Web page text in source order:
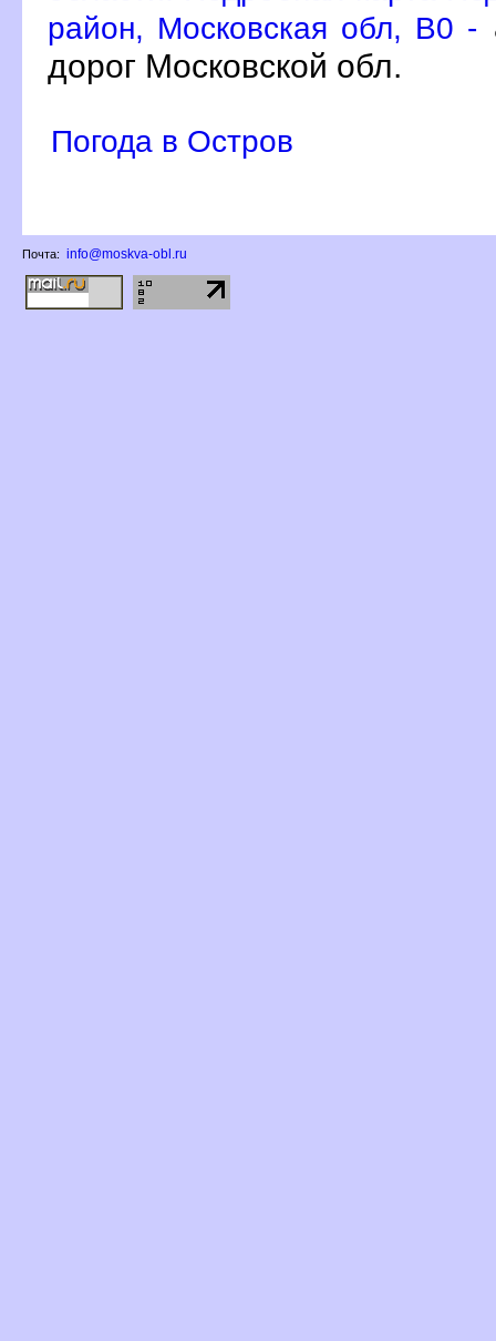
район, Московская обл, B0 -
дорог Московской обл.
Погода в Остро
Почта: info@moskva-obl.ru